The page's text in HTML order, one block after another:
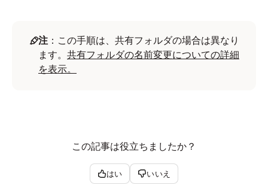
注 ：この手順は、共有フォルダの場合は異なり
ます。 共有フォルダの名前変更についての詳細
を表示。
この記事は役立ちましたか？
はい いいえ